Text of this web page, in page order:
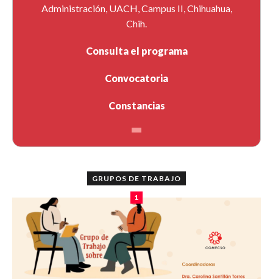
Administración, UACH, Campus II, Chihuahua,
Chih.
Consulta el programa
Convocatoria
Constancias
GRUPOS DE TRABAJO
1